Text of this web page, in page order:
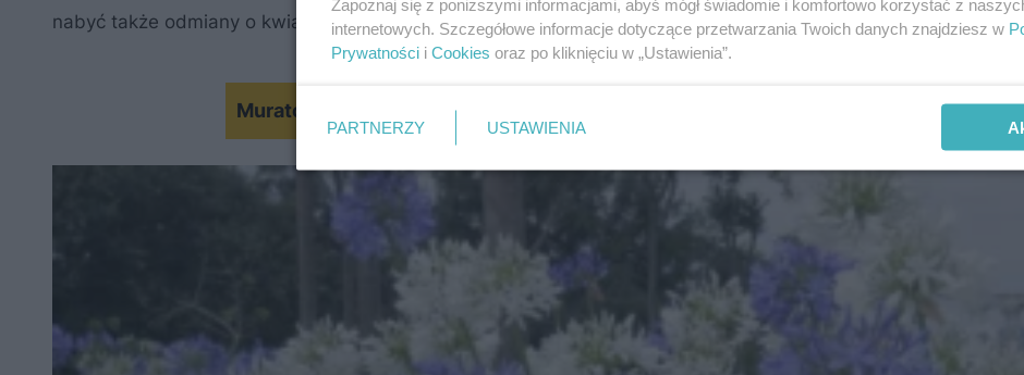
nabyć także odmiany o kwiatach białych.
Murator Ogroduje #2: Najlepsze byliny na balkon i taras
Zapoznaj się z poniższymi informacjami, abyś mógł świadomie i komfortowo korzystać z
internetowych. Szczegółowe informacje dotyczące przetwarzania Twoich danych znajdziesz w
Prywatności i Cookies oraz po kliknięciu w „Ustawienia”.
PARTNERZY USTAWIENIA